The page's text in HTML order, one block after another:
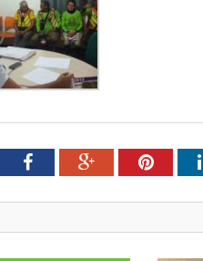
FacebookGoogle+